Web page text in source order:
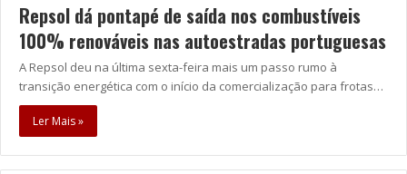
Repsol dá pontapé de saída nos combustíveis
100% renováveis nas autoestradas portuguesas
A Repsol deu na última sexta-feira mais um passo rumo à
transição energética com o início da comercialização para frotas…
Ler Mais »